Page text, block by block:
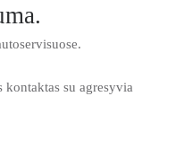
su agresyvia